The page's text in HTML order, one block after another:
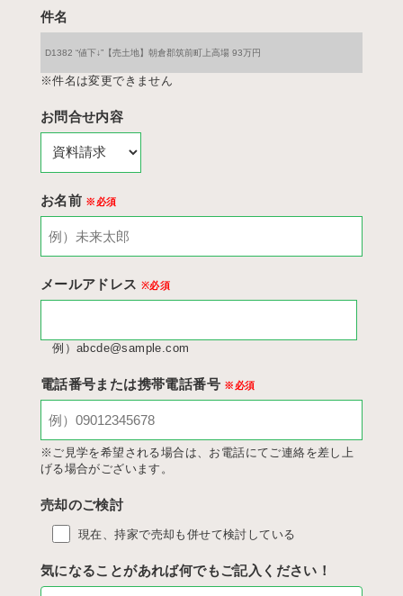
件名
※件名は変更できません
お問合せ内容
お名前 ※必須
メールアドレス※必須
例）abcde@sample.com
電話番号または携帯電話番号 ※必須
※ご見学を希望される場合は、お電話にてご連絡を差し上
げる場合がございます。
売却のご検討
現在、持家で売却も併せて検討している
気になることがあれば何でもご記入ください！